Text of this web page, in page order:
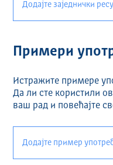
Додајте заједнички
Примери
Истражите примере
Да ли сте користили
ваш рад и повећајте
Додајте пример